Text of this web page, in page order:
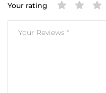
Your rating